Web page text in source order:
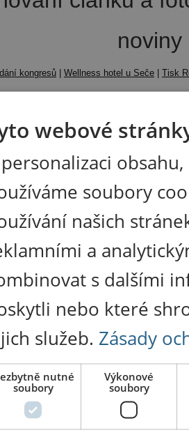
kongresů Wellness hotel u Seče Tisk
webové
soubory
našich
a
s dalšími
nebo které
služeb. Zásady
nutné
soubory
Výkonové
soubory